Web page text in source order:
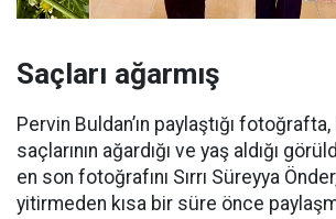
Saçları ağarmış
Pervin Buldan’ın paylaştığı fotoğrafta,
saçlarının ağardığı ve yaş aldığı
en son fotoğrafını Sırrı Süreyya
yitirmeden kısa bir süre önce